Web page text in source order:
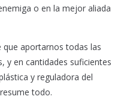
o en la mejor aliada
aportarnos todas las
y en cantidades suficientes
y reguladora del
todo.